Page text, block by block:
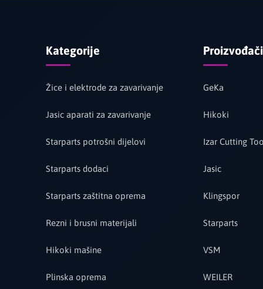
Kategorije
Žice i elektrode za zavarivanje
Jasic aparati za zavarivanje
Starparts potrošni dijelovi
Starparts dodaci
Starparts zaštitna oprema
Rezni i brusni materijali
Hikoki mašine
Plinska oprema
Proizvođači
GeKa
Hikoki
Izar Cutting
Jasic
Klingspor
Starparts
VSM
WEILER